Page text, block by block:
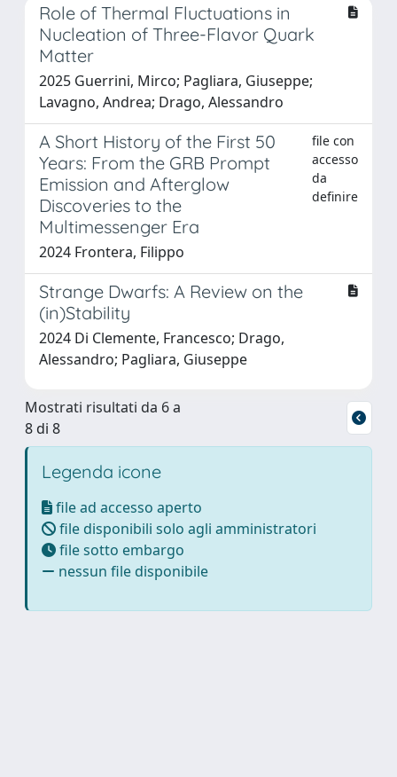
Role of Thermal Fluctuations in
Nucleation of Three-Flavor Quark
Matter
2025 Guerrini, Mirco; Pagliara, Giuseppe;
Lavagno, Andrea; Drago, Alessandro
A Short History of the First 50
Years: From the GRB Prompt
Emission and Afterglow
Discoveries to the
Multimessenger Era
file con
accesso
da
definire
2024 Frontera, Filippo
Strange Dwarfs: A Review on the
(in)Stability
2024 Di Clemente, Francesco; Drago,
Alessandro; Pagliara, Giuseppe
Mostrati risultati da 6 a
8 di 8
Legenda icone
file ad accesso aperto
file disponibili solo agli amministratori
file sotto embargo
nessun file disponibile